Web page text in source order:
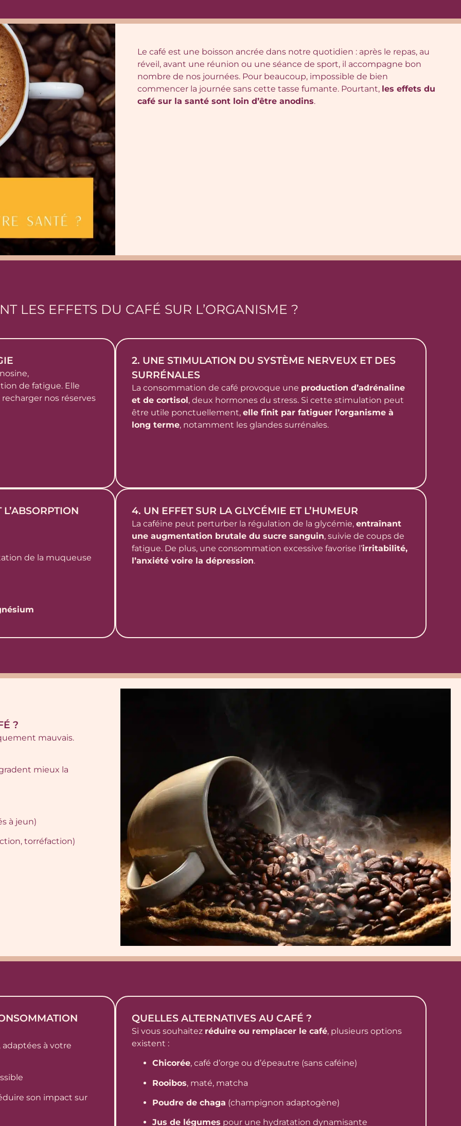
Le café est une boisson ancrée dans notre quotidien : après le repas, au
réveil, avant une réunion ou une séance de sport, il accompagne bon
nombre de nos journées. Pour beaucoup, impossible de bien
commencer la journée sans cette tasse fumante. Pourtant, les effets du
café sur la santé sont loin d’être anodins.
LES EFFETS DU CAFÉ SUR L’ORGANISME ?
de fatigue. Elle
nos réserves
2. UNE STIMULATION DU SYSTÈME NERVEUX ET DES
SURRÉNALES
La consommation de café provoque une production d’adrénaline
et de cortisol, deux hormones du stress. Si cette stimulation peut
être utile ponctuellement,elle finit par fatiguer l’organisme à
long terme, notamment les glandes surrénales.
de la muqueuse
4. UN EFFET SUR LA GLYCÉMIE ET L’HUMEUR
La caféine peut perturber la régulation de la glycémie,entraînant
une augmentation brutale du sucre sanguin, suivie de coups de
fatigue. De plus, une consommation excessive favorise l’irritabilité,
l’anxiété voire la dépression.
?
mauvais.
mieux la
à jeun)
torréfaction)
adaptées à votre
son impact sur
QUELLES ALTERNATIVES AU CAFÉ ?
Si vous souhaitez réduire ou remplacer le café, plusieurs options
existent :
Chicorée, café d’orge ou d’épeautre (sans caféine)
Rooibos, maté, matcha
Poudre de chaga (champignon adaptogène)
Jus de légumes pour une hydratation dynamisante